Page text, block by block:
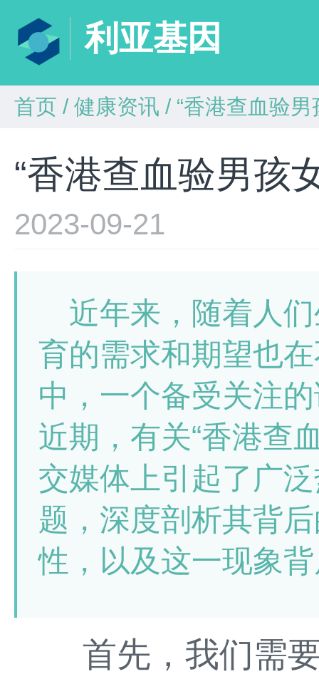
利亚基因
首页 / 健康资讯 / “香港查血验
“香港查血验男孩
2023-09-21
近年来，随着人们
育的需求和期望也
中，一个备受关注
近期，有关“香港查
交媒体上引起了广
题，深度剖析其背
性，以及这一现象
首先，我们需要